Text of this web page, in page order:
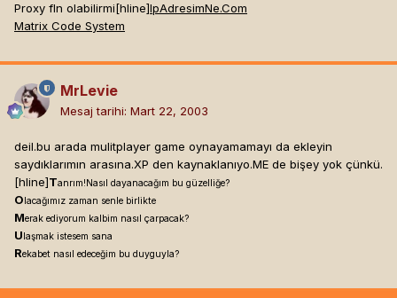
Proxy fln olabilirmi[hline]IpAdresimNe.Com
Matrix Code System
MrLevie
Mesaj tarihi: Mart 22, 2003
deil.bu arada mulitplayer game oynayamamayı da ekleyin
saydıklarımın arasına.XP den kaynaklanıyo.ME de bişey yok çünkü.
[hline]Tanrım!Nasıl dayanacağım bu güzelliğe?
O lacağımız zaman senle birlikte
Merak ediyorum kalbim nasıl çarpacak?
U laşmak istesem sana
Rekabet nasıl edeceğim bu duyguyla?